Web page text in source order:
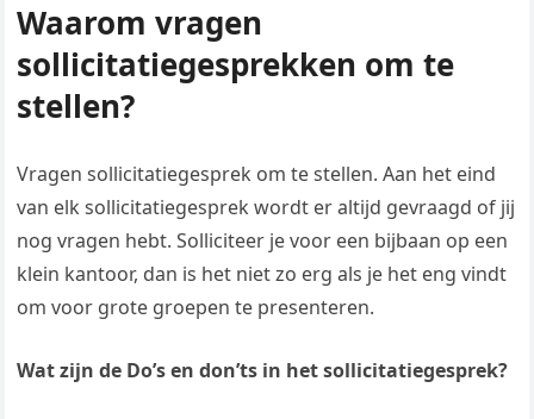
Waarom vragen
sollicitatiegesprekken om te
stellen?
Vragen sollicitatiegesprek om te stellen. Aan het eind
van elk sollicitatiegesprek wordt er altijd gevraagd of jij
nog vragen hebt. Solliciteer je voor een bijbaan op een
klein kantoor, dan is het niet zo erg als je het eng vindt
om voor grote groepen te presenteren.
Wat zijn de Do’s en don’ts in het sollicitatiegesprek?